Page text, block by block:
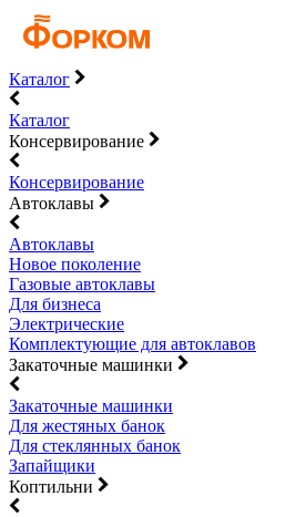
Каталог
Каталог
Консервирование
Консервирование
Автоклавы
Автоклавы
Новое поколение
Газовые автоклавы
Для бизнеса
Электрические
Комплектующие для автоклавов
Закаточные машинки
Закаточные машинки
Для жестяных банок
Для стеклянных банок
Запайщики
Коптильни